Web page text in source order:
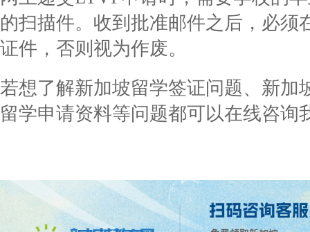
的扫描件。收到批准邮件之后，必须
证件，否则视为作废。
若想了解新加坡留学签证问题、 新加
留学申请资料等问题都可以在线咨询